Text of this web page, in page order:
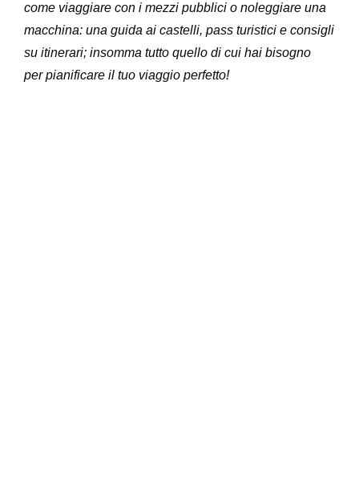
come viaggiare con i mezzi pubblici o noleggiare una
macchina: una guida ai castelli, pass turistici e consigli
su itinerari; insomma tutto quello di cui hai bisogno
per pianificare il tuo viaggio perfetto!